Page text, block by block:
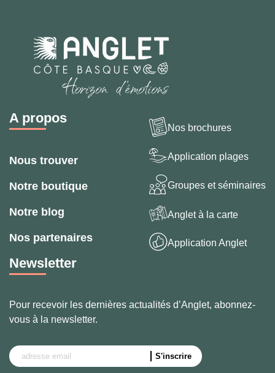
A propos
Nous trouver
Notre boutique
Notre blog
Nos partenaires
Nos brochures
Application plages
Groupes et séminaires
Anglet à la carte
Application Anglet
Newsletter
Pour recevoir les dernières actualités d’Anglet, abonnez-
vous à la newsletter.